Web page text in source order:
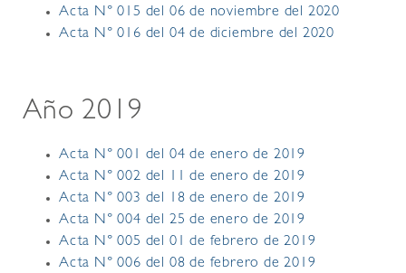
Acta N° 015 del 06 de noviembre del 2020
Acta N° 016 del 04 de diciembre del 2020
Año 2019
Acta N° 001 del 04 de enero de 2019
Acta N° 002 del 11 de enero de 2019
Acta N° 003 del 18 de enero de 2019
Acta N° 004 del 25 de enero de 2019
Acta N° 005 del 01 de febrero de 2019
Acta N° 006 del 08 de febrero de 2019